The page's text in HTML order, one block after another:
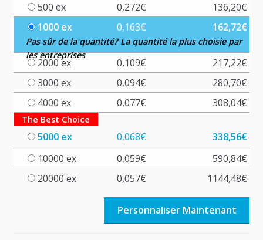
500 ex
0,272€ 136,20€
1000 ex
0,163€ 162,72€
Pas sûr de la quantité? La quantité la plus choisie par
les entreprises
2000 ex 0,109€ 217,22€
3000 ex
0,094€ 280,70€
4000 ex
0,077€ 308,04€
The Best Choice
5000 ex 0,068€ 338,56€
10000 ex
0,059€ 590,84€
20000 ex
0,057€ 1144,48€
Personnaliser Maintenant